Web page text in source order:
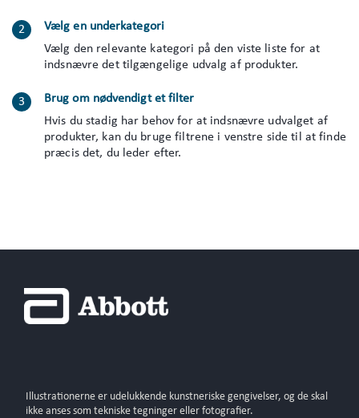
Vælg en underkategori
Vælg den relevante kategori på den viste liste for at
indsnævre det tilgængelige udvalg af produkter.
Brug om nødvendigt et filter
Hvis du stadig har behov for at indsnævre udvalget af
produkter, kan du bruge filtrene i venstre side til at finde
præcis det, du leder efter.
Illustrationerne er udelukkende kunstneriske gengivelser, og de skal
ikke anses som tekniske tegninger eller fotografier.